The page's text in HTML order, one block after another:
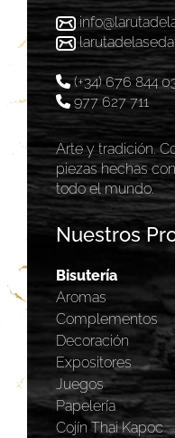
(+34) 676 844
977 627 711
Arte y tradición.
piezas hechas
todo el mundo.
Nuestros
Bisutería
Aromas
Complementos
Decoración
Expositores
Juegos
Papelería
Cojín Thai Kapoc